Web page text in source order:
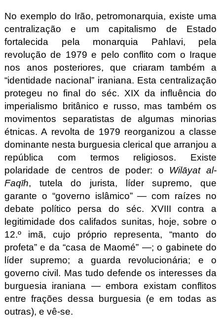
No exemplo do Irão, petromonarquia, existe uma
centralização e um capitalismo de Estado
fortalecida pela monarquia Pahlavi, pela
revolução de 1979 e pelo conflito com o Iraque
nos anos posteriores, que criaram também a
“identidade nacional” iraniana. Esta centralização
protegeu no final do séc. XIX da influência do
imperialismo britânico e russo, mas também os
movimentos separatistas de algumas minorias
étnicas. A revolta de 1979 reorganizou a classe
dominante nesta burguesia clerical que arranjou a
república com termos religiosos. Existe
polaridade de centros de poder: o Wilāyat al-
Faqīh, tutela do jurista, líder supremo, que
garante o “governo islâmico” — com raízes no
debate político persa do séc. XVIII contra a
legitimidade dos califados sunitas, hoje, sobre o
12.º imã, cujo próprio representa, “manto do
profeta” e da “casa de Maomé” —; o gabinete do
líder supremo; a guarda revolucionária; e o
governo civil. Mas tudo defende os interesses da
burguesia iraniana — embora existam conflitos
entre frações dessa burguesia (e em todas as
outras), e vê-se.